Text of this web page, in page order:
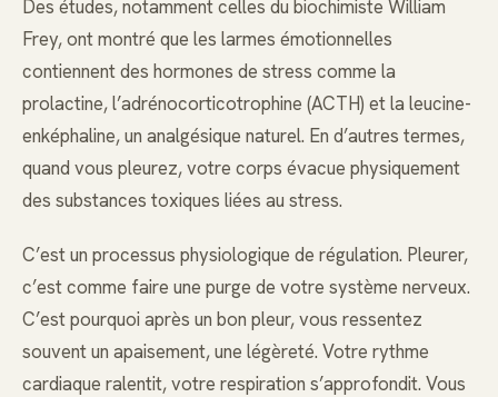
Des études, notamment celles du biochimiste William
Frey, ont montré que les larmes émotionnelles
contiennent des hormones de stress comme la
prolactine, l’adrénocorticotrophine (ACTH) et la leucine-
enképhaline, un analgésique naturel. En d’autres termes,
quand vous pleurez, votre corps évacue physiquement
des substances toxiques liées au stress.
C’est un processus physiologique de régulation. Pleurer,
c’est comme faire une purge de votre système nerveux.
C’est pourquoi après un bon pleur, vous ressentez
souvent un apaisement, une légèreté. Votre rythme
cardiaque ralentit, votre respiration s’approfondit. Vous